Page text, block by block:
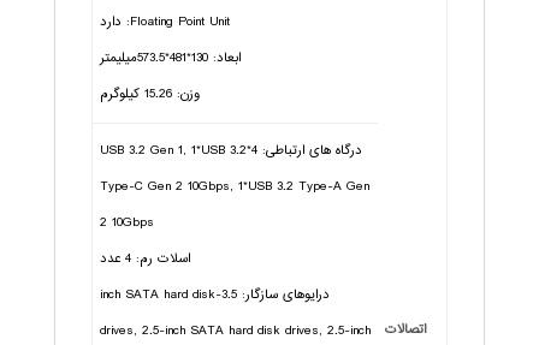
Floating Point Unit: دارد
ابعاد: 130*481*573.5میلیمتر
وزن: 15.26 کیلوگرم
اتصالات
درگاه های ارتباطی: 4*USB 3.2 Gen 1, 1*USB 3.2
Type-C Gen 2 10Gbps, 1*USB 3.2 Type-A Gen
2 10Gbps
اسلات رم: 4 عدد
درایوهای سازگار: 3.5-inch SATA hard disk
drives, 2.5-inch SATA hard disk drives, 2.5-inch